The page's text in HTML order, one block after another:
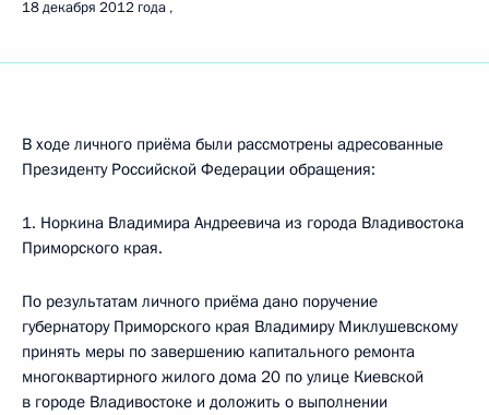
18 декабря 2012 года
В ходе личного приёма были рассмотрены адресованные
Президенту Российской Федерации обращения:
1. Норкина Владимира Андреевича из города Владивостока
Приморского края.
По результатам личного приёма дано поручение
губернатору Приморского края Владимиру Миклушевскому
принять меры по завершению капитального ремонта
многоквартирного жилого дома 20 по улице Киевской
в городе Владивостоке и доложить о выполнении